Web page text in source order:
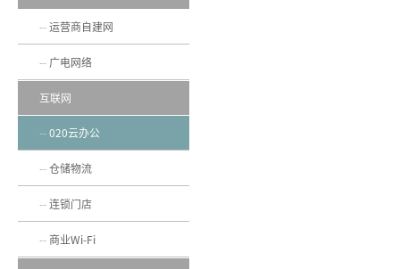
运营商自建网
广电网络
互联网
020云办公
仓储物流
连锁门店
商业Wi-Fi